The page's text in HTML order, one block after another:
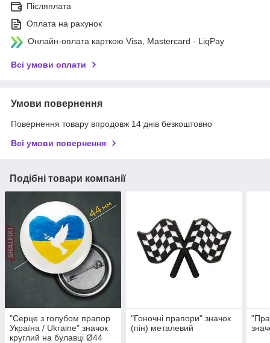
Післяплата
Оплата на рахунок
Онлайн-оплата карткою Visa, Mastercard - LiqPay
Всі умови оплати
Умови повернення
Повернення товару впродовж 14 днів безкоштовно
Всі умови повернення
Подібні товари компанії
"Серце з голубом прапор
Україна / Ukraine" значок
круглий на булавці Ø44
"Гоночні прапори" значок
(пін) металевий